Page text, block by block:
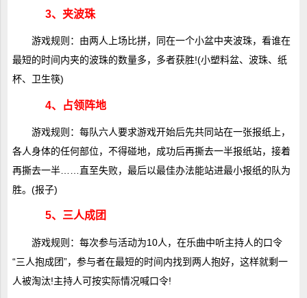
3、夹波珠
游戏规则：由两人上场比拼，同在一个小盆中夹波珠，看谁在
最短的时间内夹的波珠的数量多，多者获胜!(小塑料盆、波珠、纸
杯、卫生筷)
4、占领阵地
游戏规则：每队六人要求游戏开始后先共同站在一张报纸上，
各人身体的任何部位，不得碰地，成功后再撕去一半报纸站，接着
再撕去一半……直至失败，最后以最佳办法能站进最小报纸的队为
胜。(报子)
5、三人成团
游戏规则：每次参与活动为10人，在乐曲中听主持人的口令
“三人抱成团”，参与者在最短的时间内找到两人抱好，这样就剩一
人被淘汰!主持人可按实际情况喊口令!